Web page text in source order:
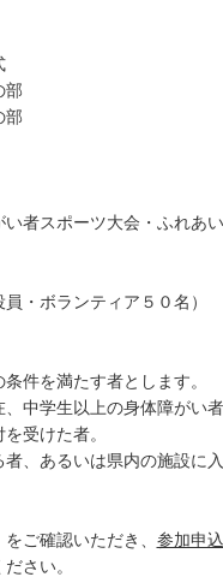
部
部
者スポーツ大会・ふれあ
・ボランティア５０名）
件を満たす者とします。
中学生以上の身体障がい者
受けた者。
者、あるいは県内の施設に
ご確認いただき、 参加申
さい。